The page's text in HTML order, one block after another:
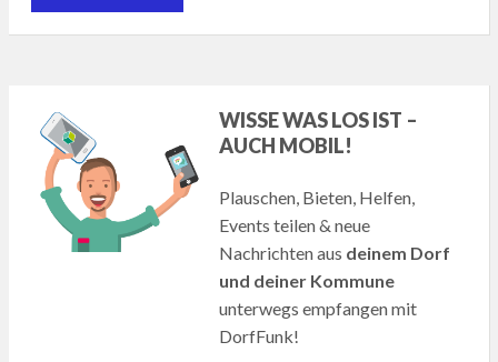
WISSE WAS LOS IST –
AUCH MOBIL!
Plauschen, Bieten, Helfen,
Events teilen & neue
Nachrichten aus deinem Dorf
und deiner Kommune
unterwegs empfangen mit
DorfFunk!